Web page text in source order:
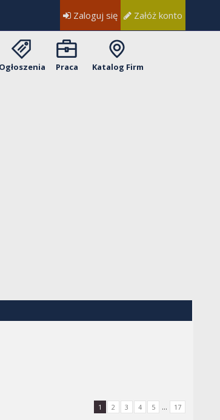
Zaloguj się Załóż konto
Ogłoszenia Praca Katalog Firm
1 2 3 4 5 ... 17